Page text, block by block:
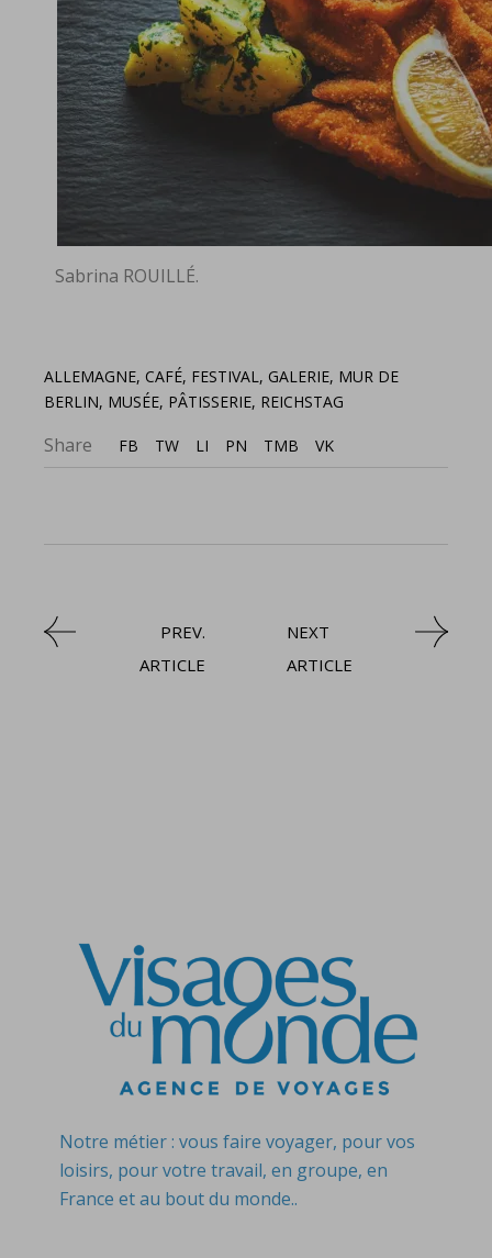
Sabrina ROUILLÉ.
ALLEMAGNE,CAFÉ, FESTIVAL, GALERIE, MUR DE
BERLIN, MUSÉE, PÂTISSERIE, REICHSTAG
Share FB TW LI PN TMB VK
PREV.
ARTICLE
NEXT
ARTICLE
Notre métier : vous faire voyager, pour vos
loisirs, pour votre travail, en groupe, en
France et au bout du monde..